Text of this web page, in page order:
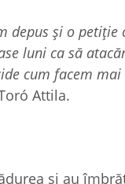
depus și o petiție
luni ca să
cum facem
Attila.
și au